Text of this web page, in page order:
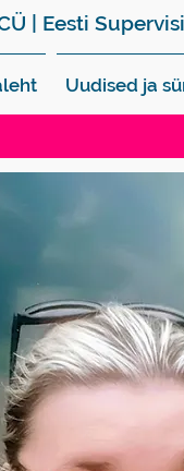
| Eesti
Uudised ja